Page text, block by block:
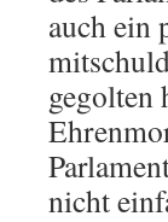
auch ein
gegolten
nicht